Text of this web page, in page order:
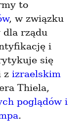
, w związku
rządu
i
się
z izraelskim
poglądów i
.